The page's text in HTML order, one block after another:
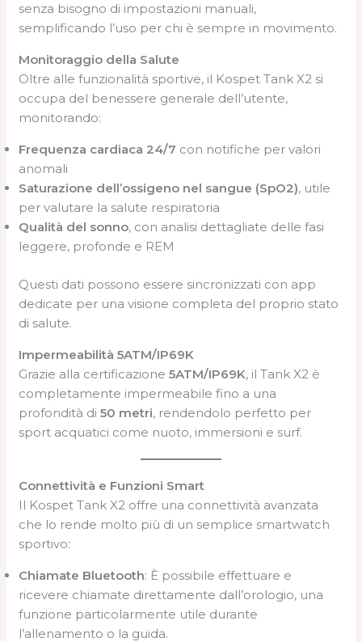
senza bisogno di impostazioni manuali,
semplificando l’uso per chi è sempre in movimento.
Monitoraggio della Salute
Oltre alle funzionalità sportive, il Kospet Tank X2 si
occupa del benessere generale dell’utente,
monitorando:
Frequenza cardiaca 24/7 con notifiche per valori
anomali
Saturazione dell’ossigeno nel sangue (SpO2), utile
per valutare la salute respiratoria
Qualità del sonno, con analisi dettagliate delle fasi
leggere, profonde e REM
Questi dati possono essere sincronizzati con app
dedicate per una visione completa del proprio stato
di salute.
Impermeabilità 5ATM/IP69K
Grazie alla certificazione5ATM/IP69K, il Tank X2 è
completamente impermeabile fino a una
profondità di50 metri, rendendolo perfetto per
sport acquatici come nuoto, immersioni e surf.
Connettività e Funzioni Smart
Il Kospet Tank X2 offre una connettività avanzata
che lo rende molto più di un semplice smartwatch
sportivo:
Chiamate Bluetooth: È possibile effettuare e
ricevere chiamate direttamente dall’orologio, una
funzione particolarmente utile durante
l’allenamento o la guida.